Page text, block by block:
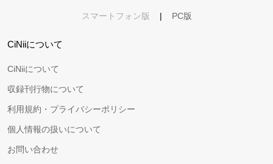
スマートフォン版 | PC版
CiNiiについて
CiNiiについて
収録刊行物について
利用規約・プライバシーポリシー
個人情報の扱いについて
お問い合わせ